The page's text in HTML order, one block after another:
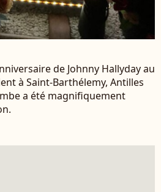
de Johnny Hallyday au
à Saint-Barthélemy, Antilles
a été magnifiquement